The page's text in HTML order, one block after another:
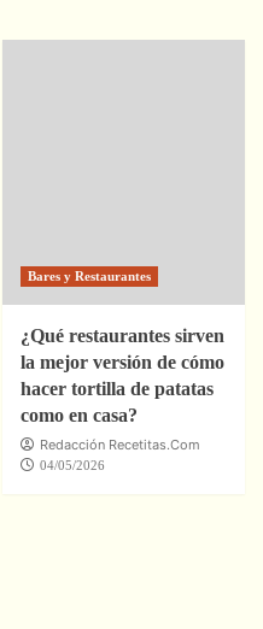
Bares y Restaurantes
¿Qué restaurantes sirven
la mejor versión de cómo
hacer tortilla de patatas
como en casa?
Redacción Recetitas.Com
04/05/2026